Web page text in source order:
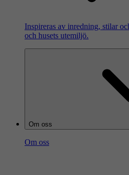
Inspireras av inredning, stilar
och husets utemiljö.
Om oss
Om oss